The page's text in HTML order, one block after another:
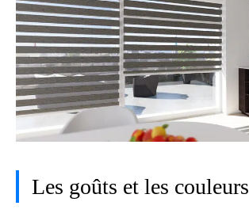
Les goûts et les couleurs